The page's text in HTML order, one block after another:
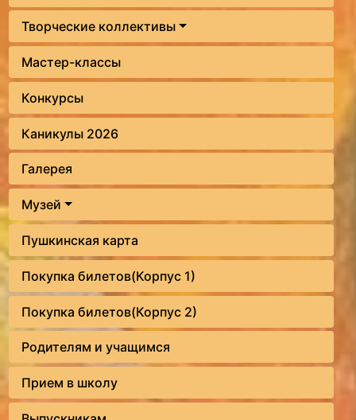
Творческие коллективы
Мастер-классы
Конкурсы
Каникулы 2026
Галерея
Музей
Пушкинская карта
Покупка билетов(Корпус 1)
Покупка билетов(Корпус 2)
Родителям и учащимся
Прием в школу